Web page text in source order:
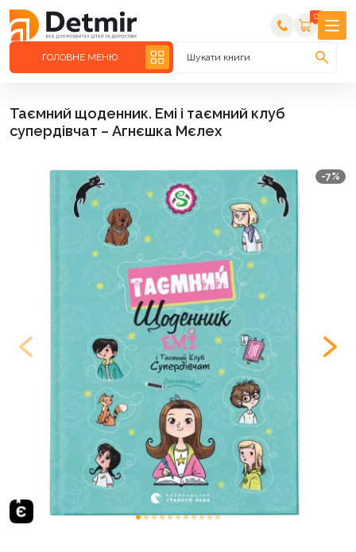
0
ГОЛОВНЕ МЕНЮ Шукати книги
Таємний щоденник. Емі і таємний клуб
супердівчат – Агнєшка Мєлех
-7%